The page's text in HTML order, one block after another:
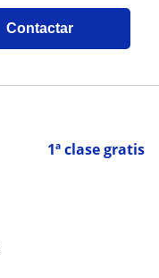
Contactar
1ª clase gratis